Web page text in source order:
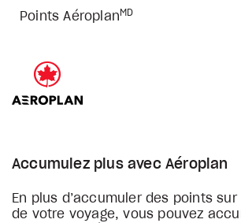
Points Aéroplan MD
Accumulez plus avec Aéroplan
En plus d’accumuler des points
de votre voyage, vous pouvez